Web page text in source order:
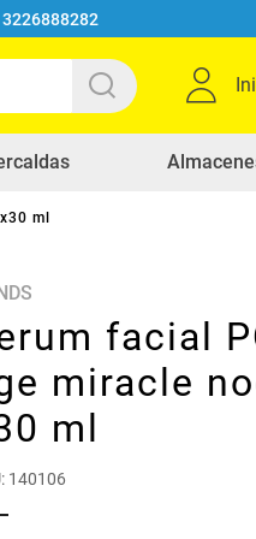
ml
facial
miracle
ml
: 140106